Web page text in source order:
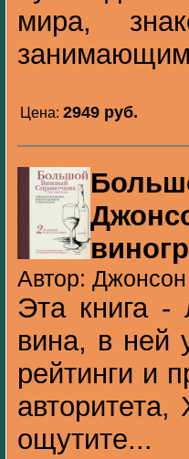
мира,
Цена: 2949 pуб.
Автор:
Эта книга -
вина, в ней
рейтинги и
ощутите...